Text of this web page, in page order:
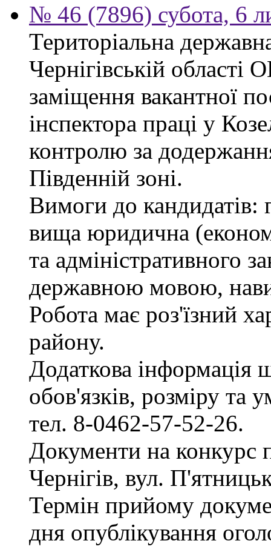
№ 46 (7896) субота, 6
Територіальна
Чернігівській
заміщення вакантної
інспектора праці у
контролю за
Південній зоні.
Вимоги до кандидатів:
вища юридична
та адміністративного
державною мовою,
Робота має роз'їзний
району.
Додаткова інформація
обов'язків, розміру та
тел. 8-0462-57-52-26.
Документи на конкурс
Чернігів, вул.
Термін прийому
дня опублікування